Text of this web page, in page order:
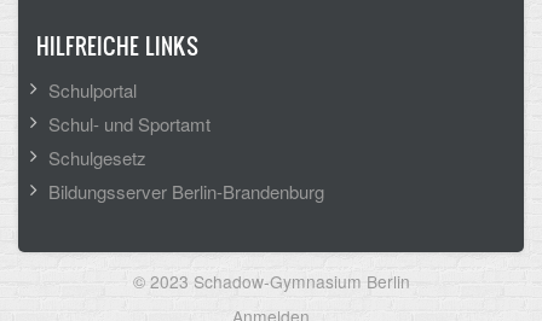
HILFREICHE LINKS
Schulportal
Schul- und Sportamt
Schulgesetz
Bildungsserver Berlin-Brandenburg
© 2023 Schadow-Gymnasium Berlin